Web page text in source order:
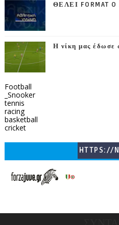
ΘΕΛΕΙ FORMAT
Η νίκη μας έδωσε
Football
_Snooker
tennis
racing
basketball
cricket
HTTPS://